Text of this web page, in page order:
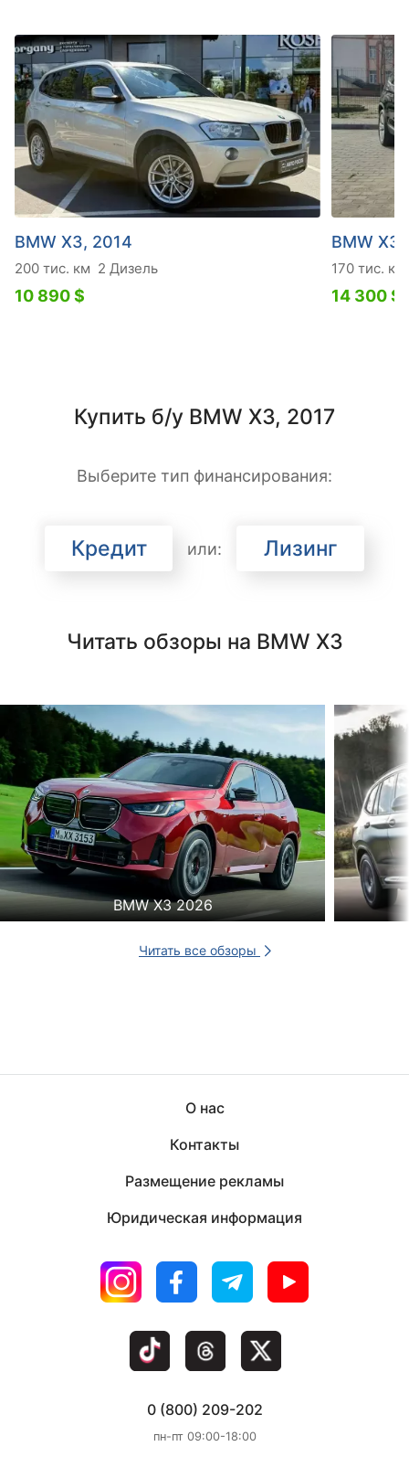
BMW X3, 2014
200 тис. км 2 Дизель
10 890 $
BMW X3,
170 тис. км
14 300 $
Купить б/у BMW X3, 2017
Выберите тип финансирования:
Кредит или: Лизинг
Читать обзоры на BMW X3
BMW X3 2026
Читать все обзоры
О нас
Контакты
Размещение рекламы
Юридическая информация
0 (800) 209-202
пн-пт 09:00-18:00